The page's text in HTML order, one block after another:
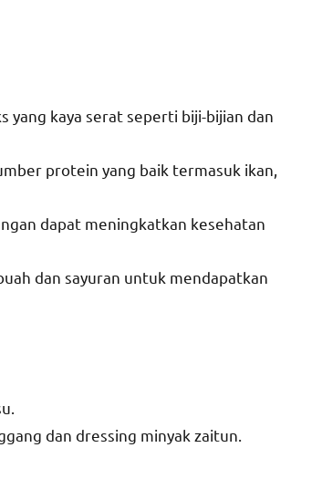
yang kaya serat seperti biji-bijian dan
protein yang baik termasuk ikan,
dapat meningkatkan kesehatan
dan sayuran untuk mendapatkan
dan dressing minyak zaitun.